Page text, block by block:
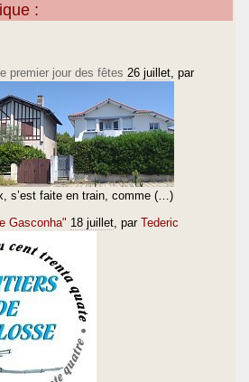
:
premier jour des fêtes 26 juillet , par
s’est faite en train, comme (…)
Gasconha" 18 juillet , par Tederic